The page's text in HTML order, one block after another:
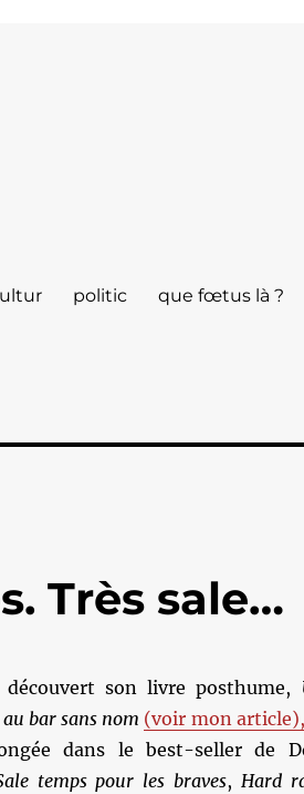
politic que fœtus là ?
Très sale…
découvert son livre posthume,
bar sans nom (voir mon article),
dans le best-seller de
temps pour les braves, Hard